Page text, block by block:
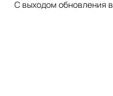
С выходом обновления в